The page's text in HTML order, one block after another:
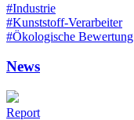
#Industrie
#Kunststoff-Verarbeiter
#Ökologische Bewertung
News
Report